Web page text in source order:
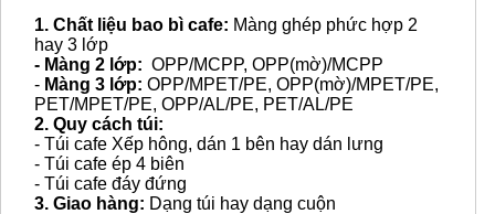
1. Chất liệu bao bì cafe: Màng ghép phức hợp 2
hay 3 lớp
- Màng 2 lớp: OPP/MCPP, OPP(mờ)/MCPP
- Màng 3 lớp: OPP/MPET/PE, OPP(mờ)/MPET/PE,
PET/MPET/PE, OPP/AL/PE, PET/AL/PE
2. Quy cách túi:
- Túi cafe Xếp hông, dán 1 bên hay dán lưng
- Túi cafe ép 4 biên
- Túi cafe đáy đứng
3. Giao hàng: Dạng túi hay dạng cuộn